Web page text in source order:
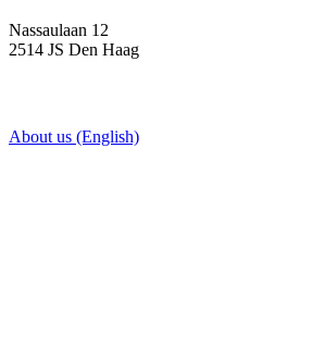
Nassaulaan 12
2514 JS Den Haag
About us (English)